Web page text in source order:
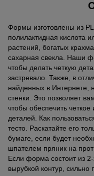
Формы изготовлены из
полилактидная кислота
растений, богатых
сахарная свекла. Наши
чтобы делать четкую
застревало. Также, в
найденных в
стенки. Это позволяет
чтобы обеспечить
деталей. Как
тесто. Раскатайте его
бумаге, если будет
шпателем пряник на
Если форма состоит из
вырубкой контур,